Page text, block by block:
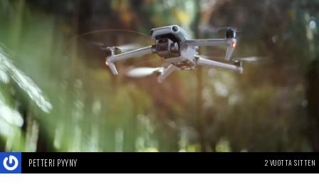
PETTERI PYYNY 2 VUOTTA SITTEN